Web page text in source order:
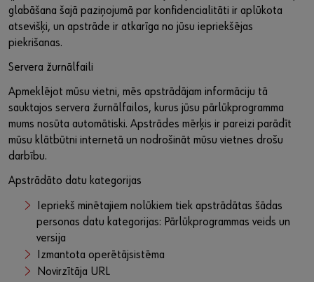
glabāšana šajā paziņojumā par konfidencialitāti ir aplūkota
atsevišķi, un apstrāde ir atkarīga no jūsu iepriekšējas
piekrišanas.
Servera žurnālfaili
Apmeklējot mūsu vietni, mēs apstrādājam informāciju tā
sauktajos servera žurnālfailos, kurus jūsu pārlūkprogramma
mums nosūta automātiski. Apstrādes mērķis ir pareizi parādīt
mūsu klātbūtni internetā un nodrošināt mūsu vietnes drošu
darbību.
Apstrādāto datu kategorijas
Iepriekš minētajiem nolūkiem tiek apstrādātas šādas
personas datu kategorijas: Pārlūkprogrammas veids un
versija
Izmantota operētājsistēma
Novirzītāja URL